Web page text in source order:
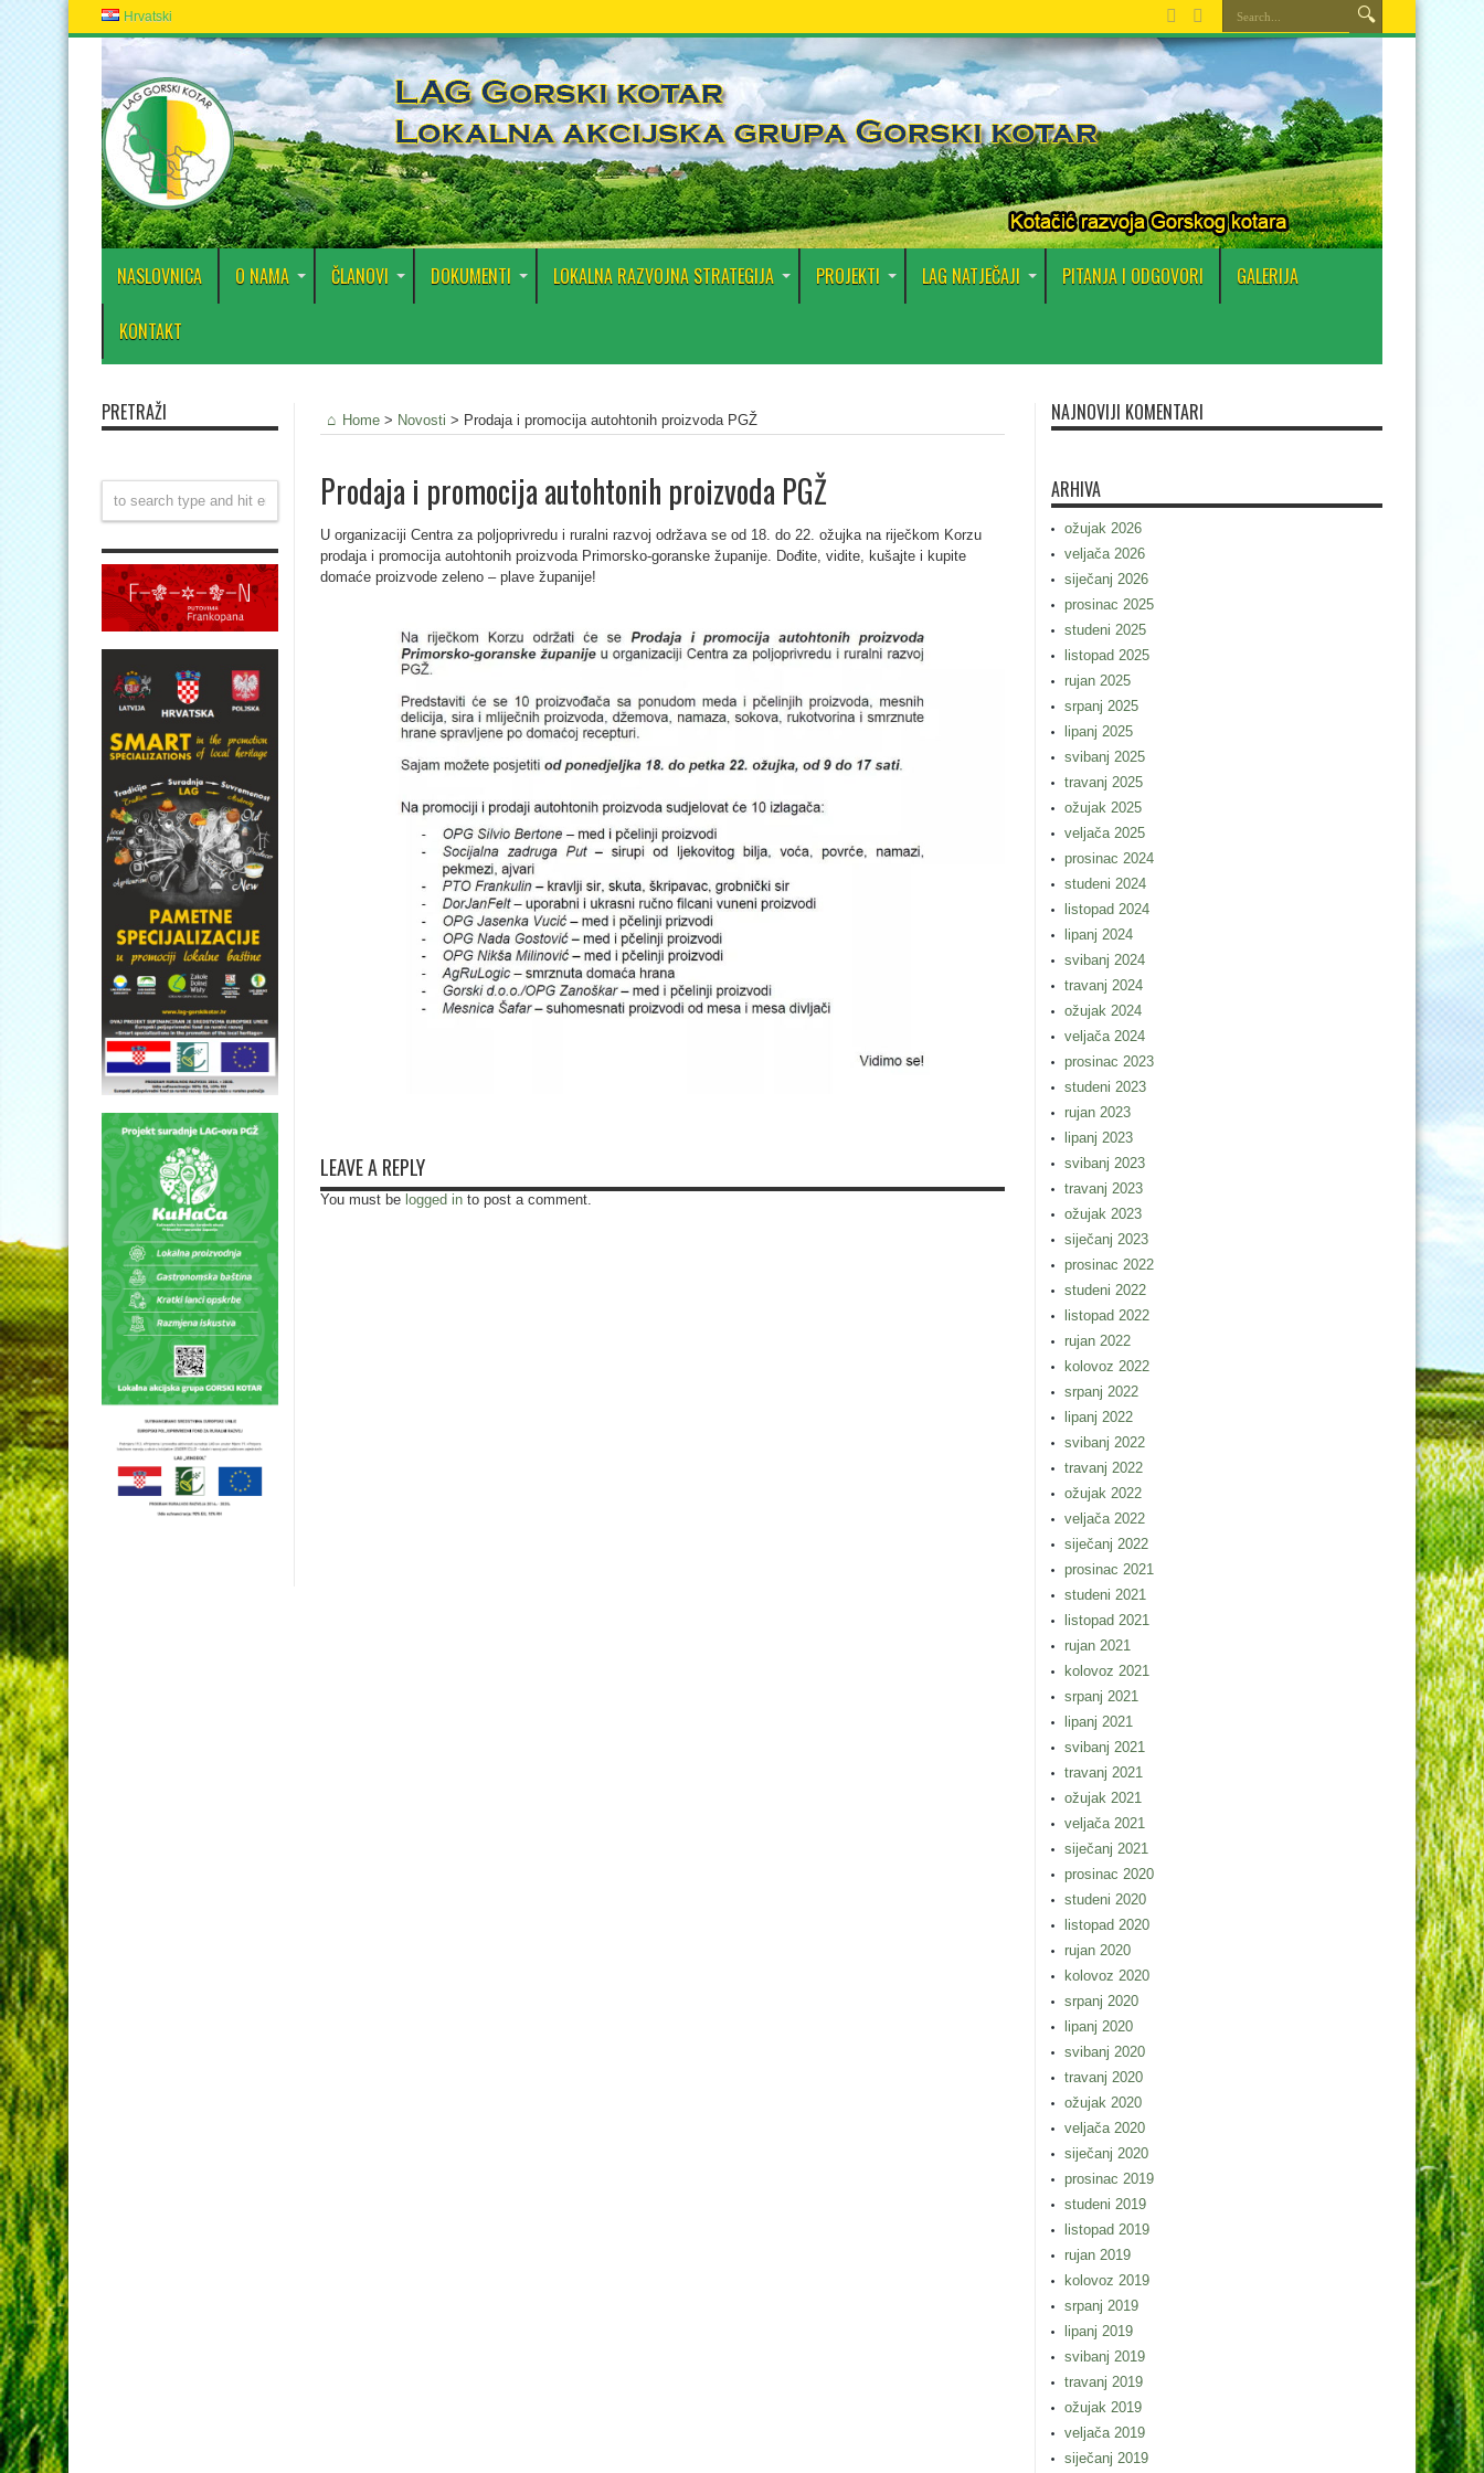
Hrvatski
NASLOVNICA O NAMA ČLANOVI DOKUMENTI LOKALNA RAZVOJNA STRATEGIJA PROJEKTI LAG NATJEČAJI PITANJA I ODGOVORI GALERIJA
KONTAKT
Home > Novosti > Prodaja i promocija autohtonih proizvoda PGŽ
Prodaja i promocija autohtonih proizvoda PGŽ
U organizaciji Centra za poljoprivredu i ruralni razvoj održava se od 18. do 22. ožujka na riječkom Korzu
prodaja i promocija autohtonih proizvoda Primorsko-goranske županije. Dođite, vidite, kušajte i kupite
domaće proizvode zeleno – plave županije!
LEAVE A REPLY
You must be logged in to post a comment.
PRETRAŽI NAJNOVIJI KOMENTARI
ARHIVA
ožujak 2026
veljača 2026
siječanj 2026
prosinac 2025
studeni 2025
listopad 2025
rujan 2025
srpanj 2025
lipanj 2025
svibanj 2025
travanj 2025
ožujak 2025
veljača 2025
prosinac 2024
studeni 2024
listopad 2024
lipanj 2024
svibanj 2024
travanj 2024
ožujak 2024
veljača 2024
prosinac 2023
studeni 2023
rujan 2023
lipanj 2023
svibanj 2023
travanj 2023
ožujak 2023
siječanj 2023
prosinac 2022
studeni 2022
listopad 2022
rujan 2022
kolovoz 2022
srpanj 2022
lipanj 2022
svibanj 2022
travanj 2022
ožujak 2022
veljača 2022
siječanj 2022
prosinac 2021
studeni 2021
listopad 2021
rujan 2021
kolovoz 2021
srpanj 2021
lipanj 2021
svibanj 2021
travanj 2021
ožujak 2021
veljača 2021
siječanj 2021
prosinac 2020
studeni 2020
listopad 2020
rujan 2020
kolovoz 2020
srpanj 2020
lipanj 2020
svibanj 2020
travanj 2020
ožujak 2020
veljača 2020
siječanj 2020
prosinac 2019
studeni 2019
listopad 2019
rujan 2019
kolovoz 2019
srpanj 2019
lipanj 2019
svibanj 2019
travanj 2019
ožujak 2019
veljača 2019
siječanj 2019